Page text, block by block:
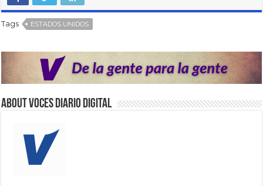
Tags ESTADOS UNIDOS
About VOCES Diario digital